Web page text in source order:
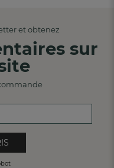
et obtenez
sur